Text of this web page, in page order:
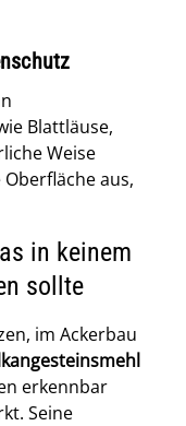
Blattläuse,
Weise
aus,
in keinem
sollte
im Ackerbau
erkennbar
Seine